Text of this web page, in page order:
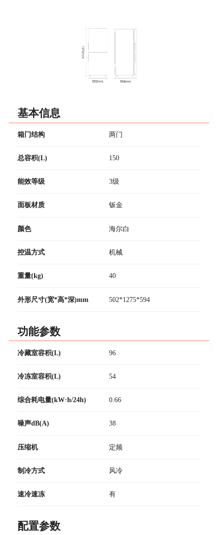
基本信息
箱门结构 两门
总容积(L) 150
能效等级 3级
面板材质 钣金
颜色 海尔白
控温方式 机械
重量(kg) 40
外形尺寸(宽*高*深)mm 502*1275*594
功能参数
冷藏室容积(L) 96
冷冻室容积(L) 54
综合耗电量(kW·h/24h) 0.66
噪声dB(A) 38
压缩机 定频
制冷方式 风冷
速冷速冻 有
配置参数